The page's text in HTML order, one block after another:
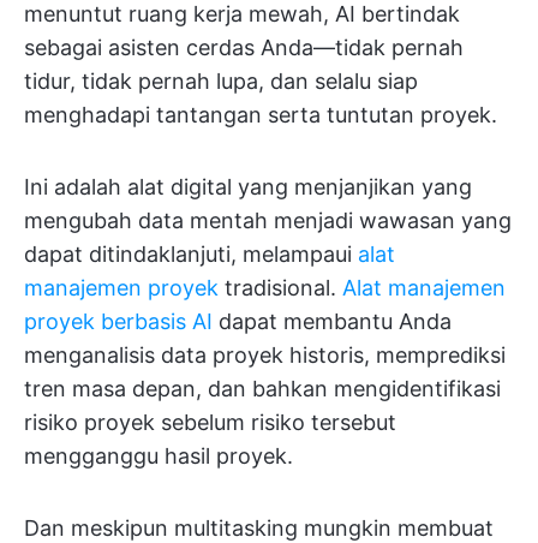
menuntut ruang kerja mewah, AI bertindak
sebagai asisten cerdas Anda—tidak pernah
tidur, tidak pernah lupa, dan selalu siap
menghadapi tantangan serta tuntutan proyek.
Ini adalah alat digital yang menjanjikan yang
mengubah data mentah menjadi wawasan yang
dapat ditindaklanjuti, melampaui alat
manajemen proyek tradisional. Alat manajemen
proyek berbasis AI dapat membantu Anda
menganalisis data proyek historis, memprediksi
tren masa depan, dan bahkan mengidentifikasi
risiko proyek sebelum risiko tersebut
mengganggu hasil proyek.
Dan meskipun multitasking mungkin membuat